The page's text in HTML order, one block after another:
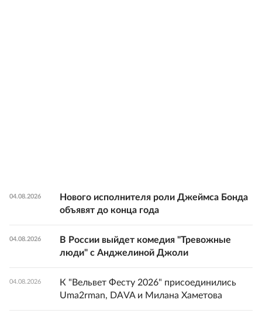
04.08.2026
Нового исполнителя роли Джеймса Бонда
объявят до конца года
04.08.2026
В России выйдет комедия "Тревожные
люди" с Анджелиной Джоли
04.08.2026
К "Вельвет Фесту 2026" присоединились
Uma2rman, DAVA и Милана Хаметова